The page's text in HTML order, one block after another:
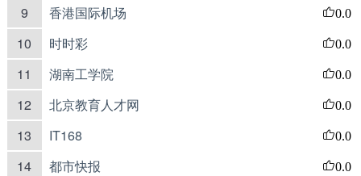
9 香港国际机场 0.0
10 时时彩 0.0
11 湖南工学院 0.0
12 北京教育人才网 0.0
13 IT168 0.0
14 都市快报 0.0